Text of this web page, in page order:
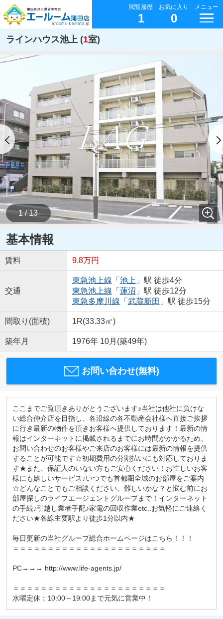
閲覧履歴
1
お気に入り
0
メニュー
ラインハウス池上 (1室)
1 / 13
基本情報
賃料 9.8万円
交通
東急池上線 「 池上 」駅 徒歩4分
東急池上線 「 蓮沼 」駅 徒歩12分
東急多摩川線 「 武蔵新田 」駅 徒歩15分
間取り(面積) 1R(33.33㎡)
築年月 1976年 10月(築49年)
お問い合わせ(無料)
ここまでご覧頂きありがとうございます♪当社は他社に負けな
い総合仲介店を目指し、各沿線の各不動産会社様へ直接ご挨拶
に行き最新の物件を頂きお客様へ提供しております！最新の情
報はインターネットに掲載されるまでにお時間がかかるため、
お問い合わせのお客様やご来店のお客様には最新の情報を提供
することが可能です☆初期費用の分割払いにも対応しておりま
す★また、保証人のいない方もご安心ください！お忙しいお客
様にも嬉しいサービス♪いつでも首都圏全域のお部屋をご案内
☆どんなことでもご相談ください。難しいかな？と悩む前にお
部屋探しのライフエージェントグループまで！インターネット
の手続♪引越し業者手配♪家電の回収作業etc..お気軽にご連絡く
ださい★各線主要駅より徒歩1分以内★
毎日更新の当社グループ総合ホームページはこちら！！！
＝＝＝＝＝＝＝＝＝＝＝＝＝＝＝＝＝＝＝＝＝＝
PC→→→ http://www.life-agents.jp/
＝＝＝＝＝＝＝＝＝＝＝＝＝＝＝＝＝＝＝＝＝＝
水曜定休：10:00～19:00まで元気に営業中！